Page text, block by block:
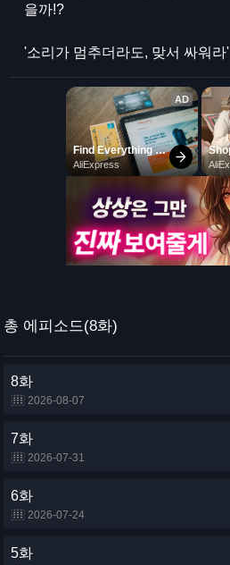
을까!?
'소리가 멈추더라도, 맞서 싸워라'
총 에피소드(8화)
8화
2026-08-07
7화
2026-07-31
6화
2026-07-24
5화